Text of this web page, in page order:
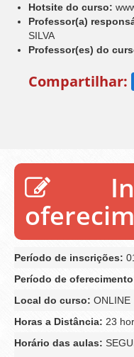
Hotsite do curso:
Professor(a)
SILVA
Professor(es) do
Compartilhar:
Período de inscrições:
Período de
Local do curso: ONLINE
Horas a Distância: 23
Horário das aulas: